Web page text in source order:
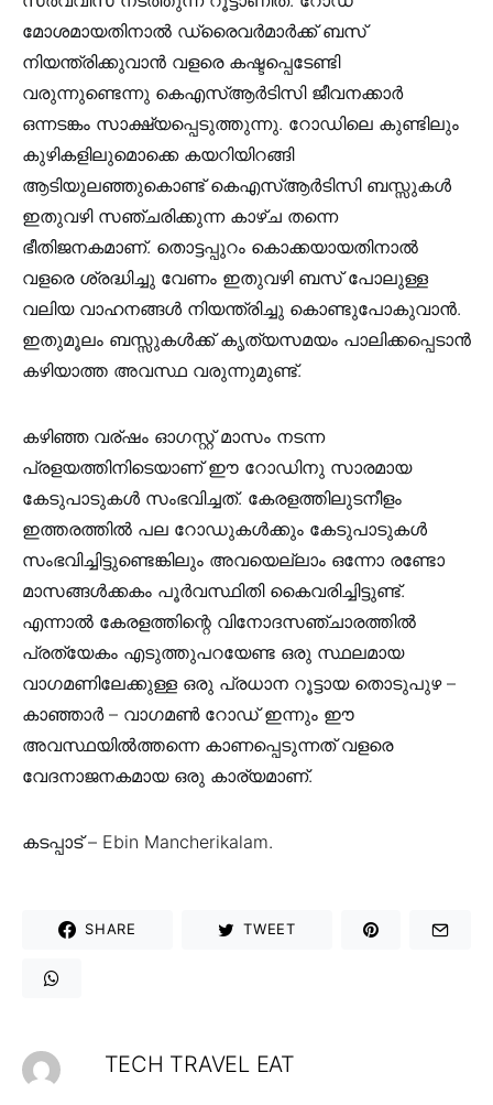
മോശമായതിനാൽ ഡ്രൈവർമാർക്ക് ബസ്
നിയന്ത്രിക്കുവാൻ വളരെ കഷ്ടപ്പെടേണ്ടി
വരുന്നുണ്ടെന്നു കെഎസ്ആർടിസി ജീവനക്കാർ
ഒന്നടങ്കം സാക്ഷ്യപ്പെടുത്തുന്നു. റോഡിലെ കുണ്ടിലും
കുഴികളിലുമൊക്കെ കയറിയിറങ്ങി
ആടിയുലഞ്ഞുകൊണ്ട് കെഎസ്ആർടിസി ബസ്സുകൾ
ഇതുവഴി സഞ്ചരിക്കുന്ന കാഴ്ച തന്നെ
ഭീതിജനകമാണ്. തൊട്ടപ്പുറം കൊക്കയായതിനാൽ
വളരെ ശ്രദ്ധിച്ചു വേണം ഇതുവഴി ബസ് പോലുള്ള
വലിയ വാഹനങ്ങൾ നിയന്ത്രിച്ചു കൊണ്ടുപോകുവാൻ.
ഇതുമൂലം ബസ്സുകൾക്ക് കൃത്യസമയം പാലിക്കപ്പെടാൻ
കഴിയാത്ത അവസ്ഥ വരുന്നുമുണ്ട്.
കഴിഞ്ഞ വര്ഷം ഓഗസ്റ്റ് മാസം നടന്ന
പ്രളയത്തിനിടെയാണ് ഈ റോഡിനു സാരമായ
കേടുപാടുകൾ സംഭവിച്ചത്. കേരളത്തിലുടനീളം
ഇത്തരത്തിൽ പല റോഡുകൾക്കും കേടുപാടുകൾ
സംഭവിച്ചിട്ടുണ്ടെങ്കിലും അവയെല്ലാം ഒന്നോ രണ്ടോ
മാസങ്ങൾക്കകം പൂർവസ്ഥിതി കൈവരിച്ചിട്ടുണ്ട്.
എന്നാൽ കേരളത്തിന്റെ വിനോദസഞ്ചാരത്തിൽ
പ്രത്യേകം എടുത്തുപറയേണ്ട ഒരു സ്ഥലമായ
വാഗമണിലേക്കുള്ള ഒരു പ്രധാന റൂട്ടായ തൊടുപുഴ –
കാഞ്ഞാർ – വാഗമൺ റോഡ് ഇന്നും ഈ
അവസ്ഥയിൽത്തന്നെ കാണപ്പെടുന്നത് വളരെ
വേദനാജനകമായ ഒരു കാര്യമാണ്.
കടപ്പാട് – Ebin Mancherikalam.
SHARE TWEET
TECH TRAVEL EAT